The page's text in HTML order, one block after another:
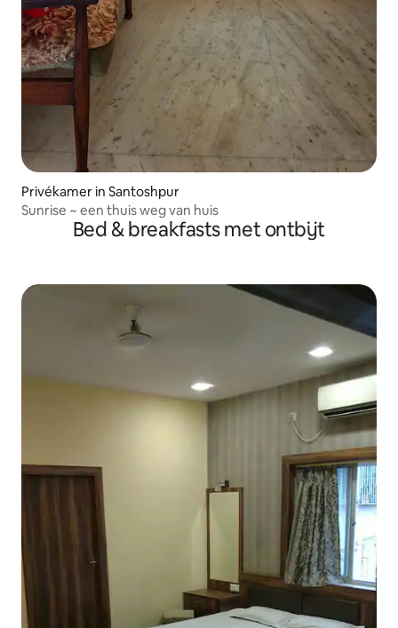
Privékamer in Santoshpur
Sunrise ~ een thuis weg van huis
Bed & breakfasts met ontbijt